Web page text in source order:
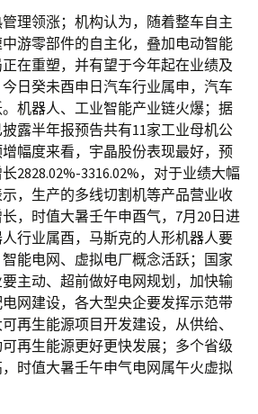
理领涨；机构认为，随着整车自主
游零部件的自主化，叠加电动智能
在重塑，并有望于今年起在业绩及
日癸未酉申日汽车行业属申，汽车
机器人、工业智能产业链火爆；据
露半年报预告共有11家工业母机公
幅度来看，宇晶股份表现最好，预
2828.02%-3316.02%，对于业绩大幅
，生产的多线切割机等产品营业收
，时值大暑壬午申酉气，7月20日进
行业属酉，马斯克的人形机器人要
能电网、虚拟电厂概念活跃；国家
主动、超前做好电网规划，加快输
网建设，各大型央企要发挥示范带
再生能源项目开发建设，从供给、
再生能源更好更快发展；多个省级
时值大暑壬午申气电网属午火虚拟